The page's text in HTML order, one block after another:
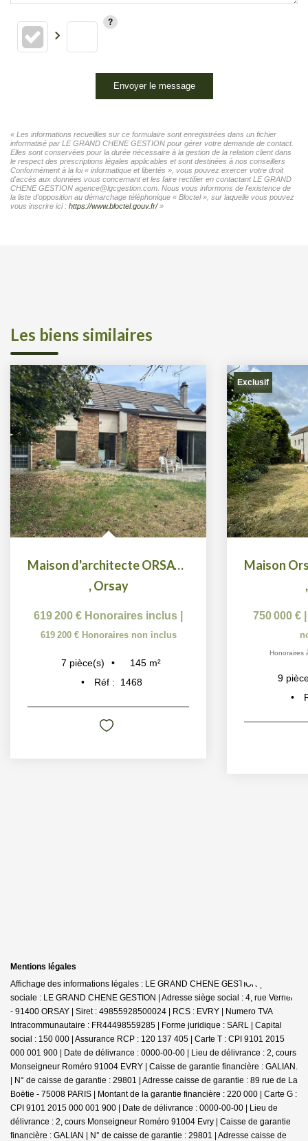
Envoyer le message
« Les informations recueillies sur ce formulaire sont enregistrées dans un fichier
informatisé par LE GRAND CHENE GESTION pour gérer votre demande de contact.
Elles sont conservées pour la durée nécessaire à la gestion de la relation client dans
le respect des prescriptions légales applicables et sont destinées à nos conseillers
Conformément à la loi « informatique et libertés », vous pouvez exercer votre droit
d'accès aux données vous concernant et les faire rectifier en contactant LE GRAND
CHENE GESTION agence@lgcgestion.com. Nous vous informons de l'existence de
la liste d'opposition au démarchage téléphonique « Bloctel », sur laquelle vous pouvez
vous inscrire ici : https://www.bloctel.gouv.fr/»
Les biens similaires
Maison d'architecte ORSAY 7 pièce(s) 145 m2
,Orsay
619 200 € Honoraires inclus
619 200 € Honoraires non inclus
7 pièce(s) 145 m²
Réf :
1468
Exclusif
750 000 €
Honoraires
9
Mentions légales
Affichage des informations légales : LE GRAND CHENE GESTION | Raison
sociale : LE GRAND CHENE GESTION | Adresse siège social : 4, rue Verrier
- 91400 ORSAY | Siret : 49855928500024 | RCS : EVRY | Numero TVA
Intracommunautaire : FR44498559285 | Forme juridique : SARL | Capital
social : 150 000 | Assurance RCP : 120 137 405 | Carte T : CPI 9101 2015
000 001 900 | Date de délivrance : 0000-00-00 | Lieu de délivrance : 2, cours
Monseigneur Roméro 91004 EVRY | Caisse de garantie financière : GALIAN.
| N° de caisse de garantie : 29801 | Adresse caisse de garantie : 89 rue de La
Boëtie - 75008 PARIS | Montant de la garantie financière : 220 000 | Carte G :
CPI 9101 2015 000 001 900 | Date de délivrance : 0000-00-00 | Lieu de
délivrance : 2, cours Monseigneur Roméro 91004 Evry | Caisse de garantie
financière : GALIAN | N° de caisse de garantie : 29801 | Adresse caisse de